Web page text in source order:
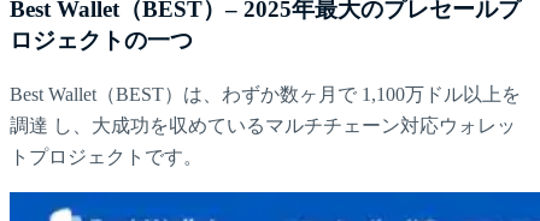
Best Wallet（BEST）– 2025年最大のプレセールプ
ロジェクトの一つ
Best Wallet（BEST）は、わずか数ヶ月で 1,100万ドル以上を
調達 し、大成功を収めているマルチチェーン対応ウォレッ
トプロジェクトです。